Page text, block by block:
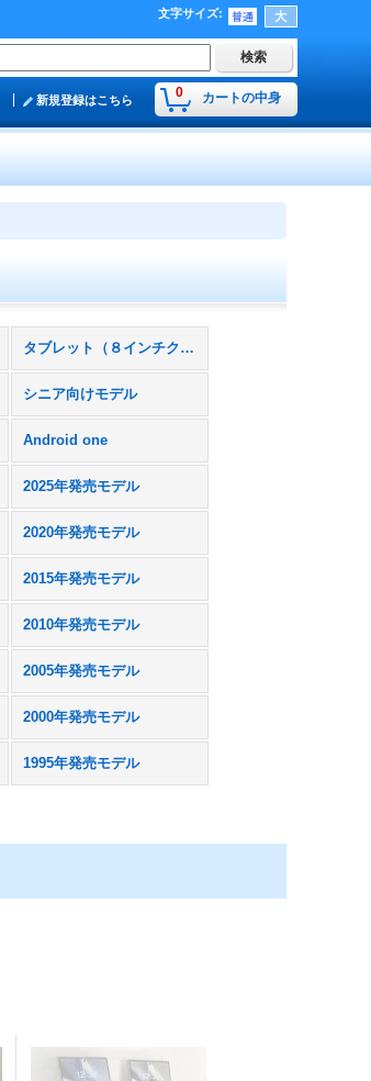
文字サイズ:
0 カートの中身
新規登録はこちら
タブレット（８インチクラス）
シニア向けモデル
Android one
2025年発売モデル
2020年発売モデル
2015年発売モデル
2010年発売モデル
2005年発売モデル
2000年発売モデル
1995年発売モデル